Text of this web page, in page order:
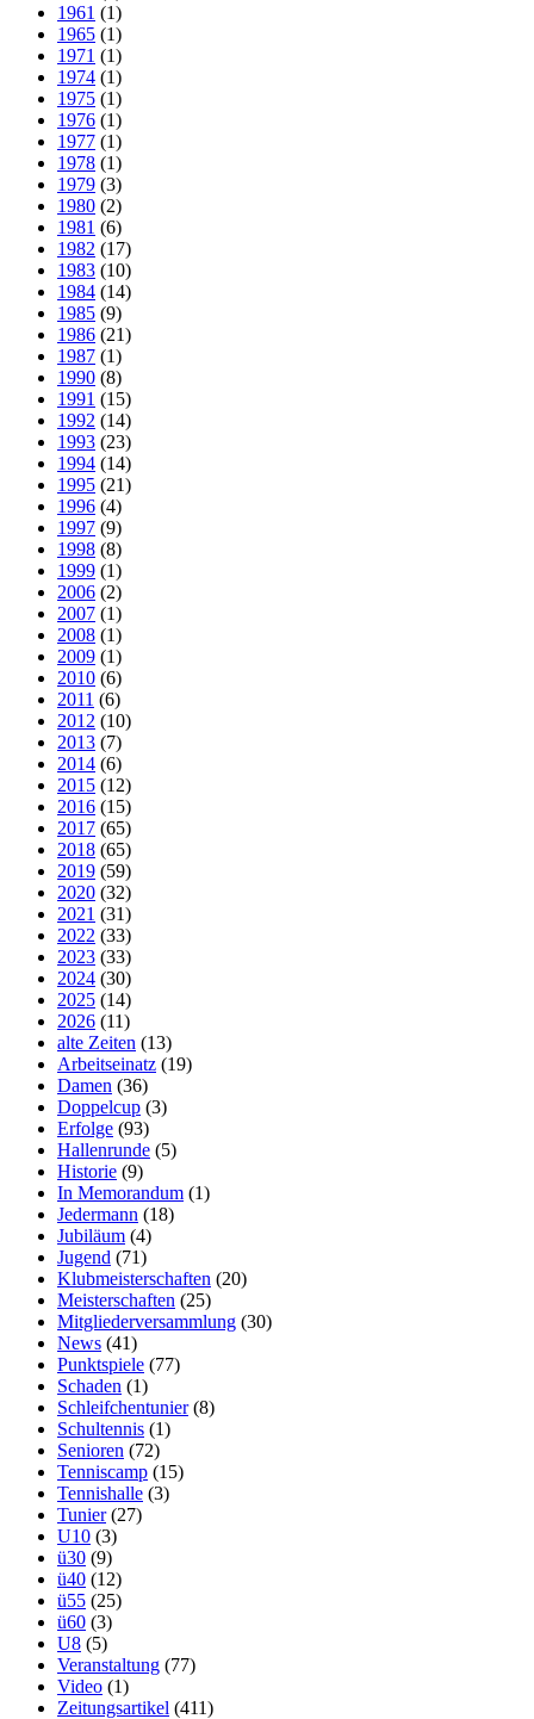
1961 (1)
1965 (1)
1971 (1)
1974 (1)
1975 (1)
1976 (1)
1977 (1)
1978 (1)
1979 (3)
1980 (2)
1981 (6)
1982 (17)
1983 (10)
1984 (14)
1985 (9)
1986 (21)
1987 (1)
1990 (8)
1991 (15)
1992 (14)
1993 (23)
1994 (14)
1995 (21)
1996 (4)
1997 (9)
1998 (8)
1999 (1)
2006 (2)
2007 (1)
2008 (1)
2009 (1)
2010 (6)
2011 (6)
2012 (10)
2013 (7)
2014 (6)
2015 (12)
2016 (15)
2017 (65)
2018 (65)
2019 (59)
2020 (32)
2021 (31)
2022 (33)
2023 (33)
2024 (30)
2025 (14)
2026 (11)
alte Zeiten (13)
Arbeitseinatz (19)
Damen (36)
Doppelcup (3)
Erfolge (93)
Hallenrunde (5)
Historie (9)
In Memorandum (1)
Jedermann (18)
Jubiläum (4)
Jugend (71)
Klubmeisterschaften (20)
Meisterschaften (25)
Mitgliederversammlung (30)
News (41)
Punktspiele (77)
Schaden (1)
Schleifchentunier(8)
Schultennis (1)
Senioren (72)
Tenniscamp (15)
Tennishalle (3)
Tunier(27)
U10 (3)
ü30 (9)
ü40 (12)
ü55 (25)
ü60 (3)
U8 (5)
Veranstaltung (77)
Video (1)
Zeitungsartikel (411)